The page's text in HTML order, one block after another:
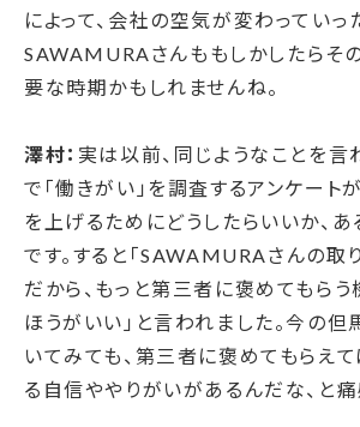
によって、会社の空気が変わっていっ
SAWAMURAさんももしかしたらそ
要な時期かもしれませんね。
澤村： 実は以前、同じようなことを言
で「働きがい」を調査するアンケート
を上げるためにどうしたらいいか、
です。すると「SAWAMURAさんの取
だから、もっと第三者に褒めてもら
ほうがいい」と言われました。今の但
いてみても、第三者に褒めてもらえ
る自信ややりがいがあるんだな、と痛